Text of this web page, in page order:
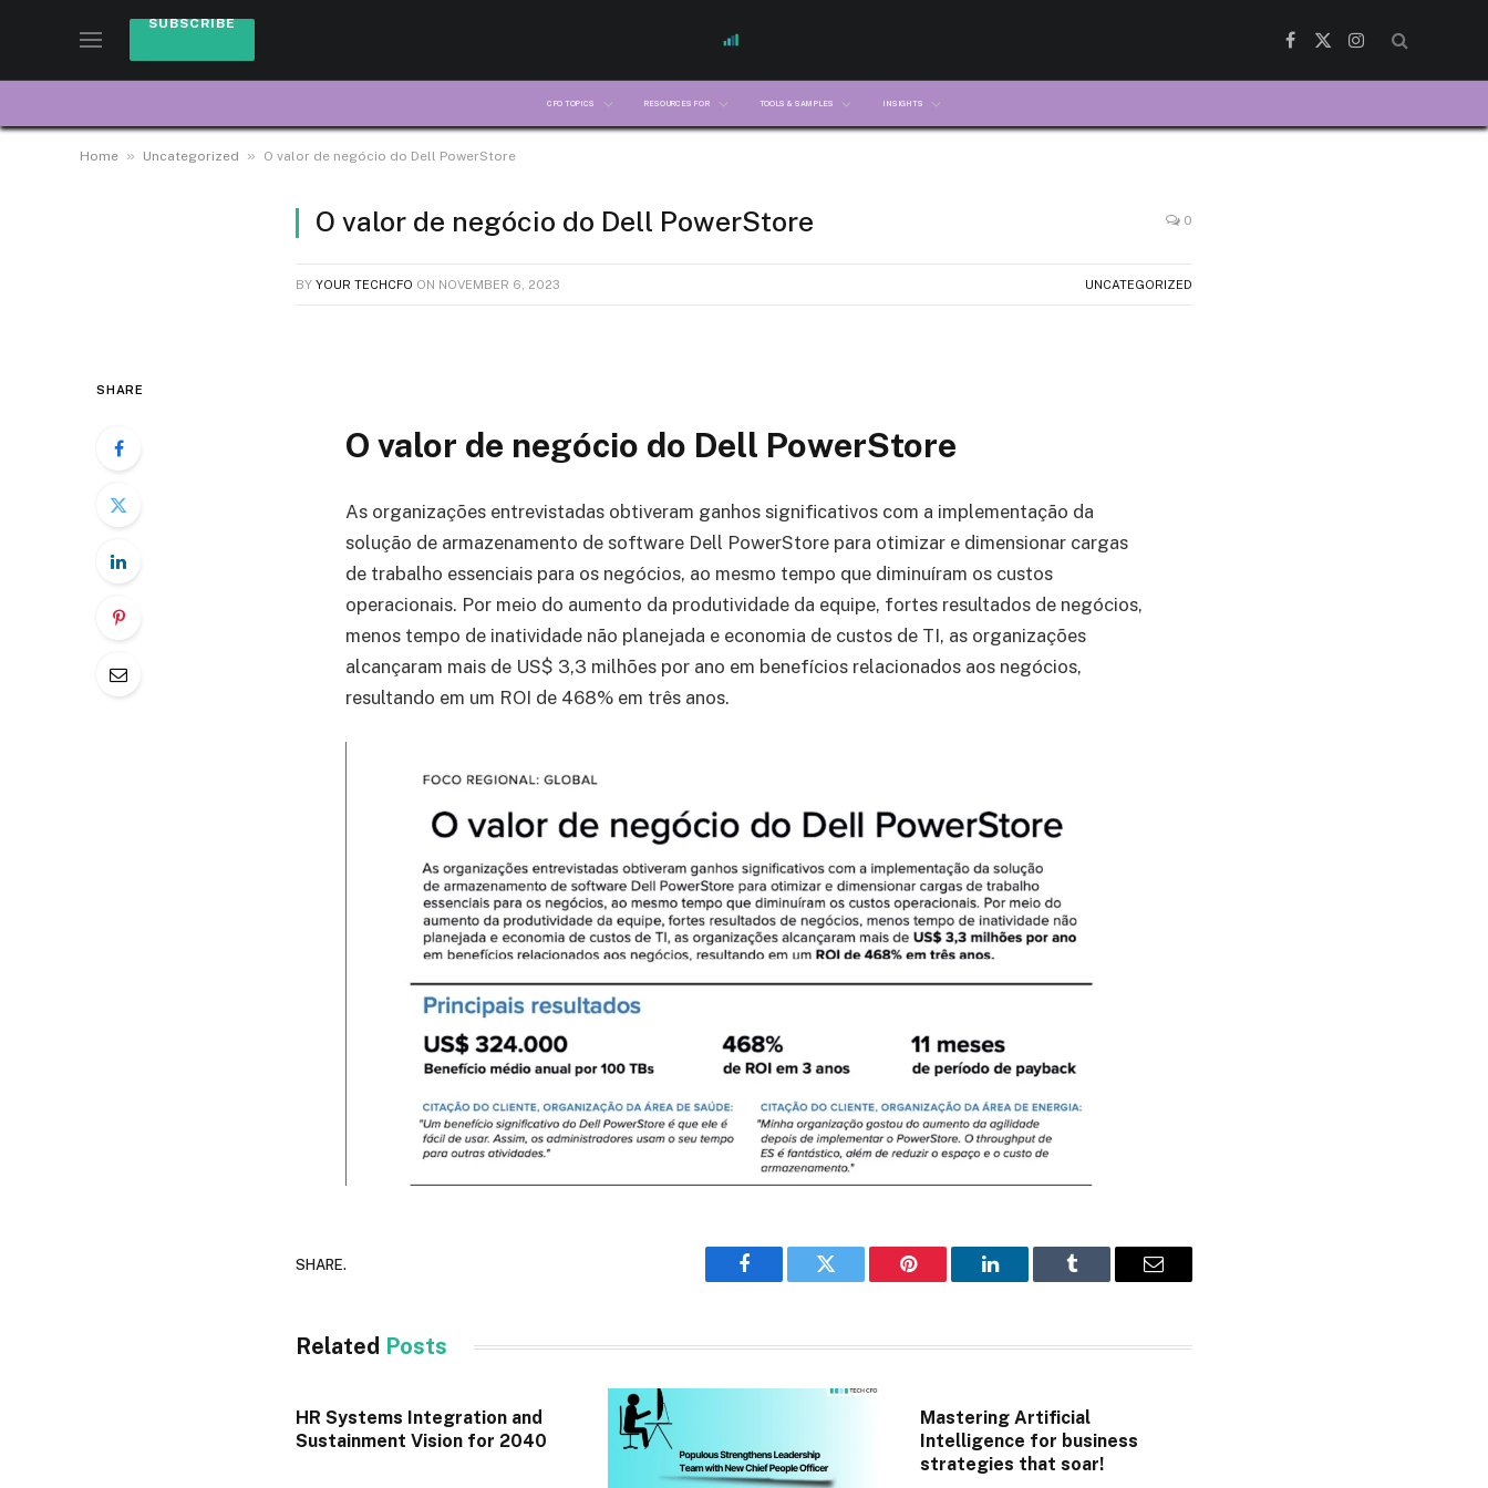
SUBSCRIBE
Facebook
X
Instagram
CFO TOPICS RESOURCES FOR TOOLS & SAMPLES INSIGHTS
Home » Uncategorized » O valor de negócio do Dell PowerStore
O valor de negócio do Dell PowerStore 0
BY YOUR TECHCFO ON NOVEMBER 6, 2023 UNCATEGORIZED
SHARE
O valor de negócio do Dell PowerStore
As organizações entrevistadas obtiveram ganhos significativos com a implementação da
solução de armazenamento de software Dell PowerStore para otimizar e dimensionar cargas
de trabalho essenciais para os negócios, ao mesmo tempo que diminuíram os custos
operacionais. Por meio do aumento da produtividade da equipe, fortes resultados de negócios,
menos tempo de inatividade não planejada e economia de custos de TI, as organizações
alcançaram mais de US$ 3,3 milhões por ano em benefícios relacionados aos negócios,
resultando em um ROI de 468% em três anos.
SHARE.
Facebook Twitter Pinterest LinkedIn Tumblr Email
Related Posts
HR Systems Integration and
Sustainment Vision for 2040
Mastering Artificial
Intelligence for business
strategies that soar!